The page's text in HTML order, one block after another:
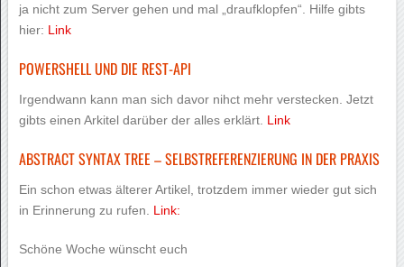
ja nicht zum Server gehen und mal „draufklopfen“. Hilfe gibts
hier: Link
POWERSHELL UND DIE REST-API
Irgendwann kann man sich davor nihct mehr verstecken. Jetzt
gibts einen Arkitel darüber der alles erklärt. Link
ABSTRACT SYNTAX TREE – SELBSTREFERENZIERUNG IN DER PRAXIS
Ein schon etwas älterer Artikel, trotzdem immer wieder gut sich
in Erinnerung zu rufen. Link:
Schöne Woche wünscht euch